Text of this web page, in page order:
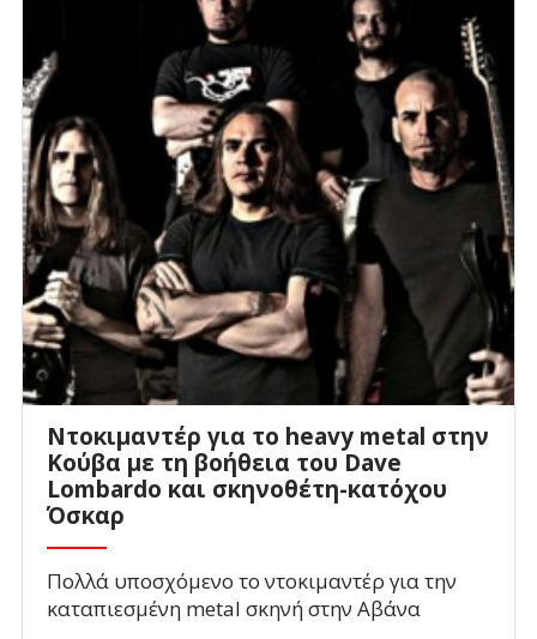
Ντοκιμαντέρ για το heavy metal στην
Κούβα με τη βοήθεια του Dave
Lombardo και σκηνοθέτη-κατόχου
Όσκαρ
Πολλά υποσχόμενο το ντοκιμαντέρ για την
καταπιεσμένη metal σκηνή στην Αβάνα